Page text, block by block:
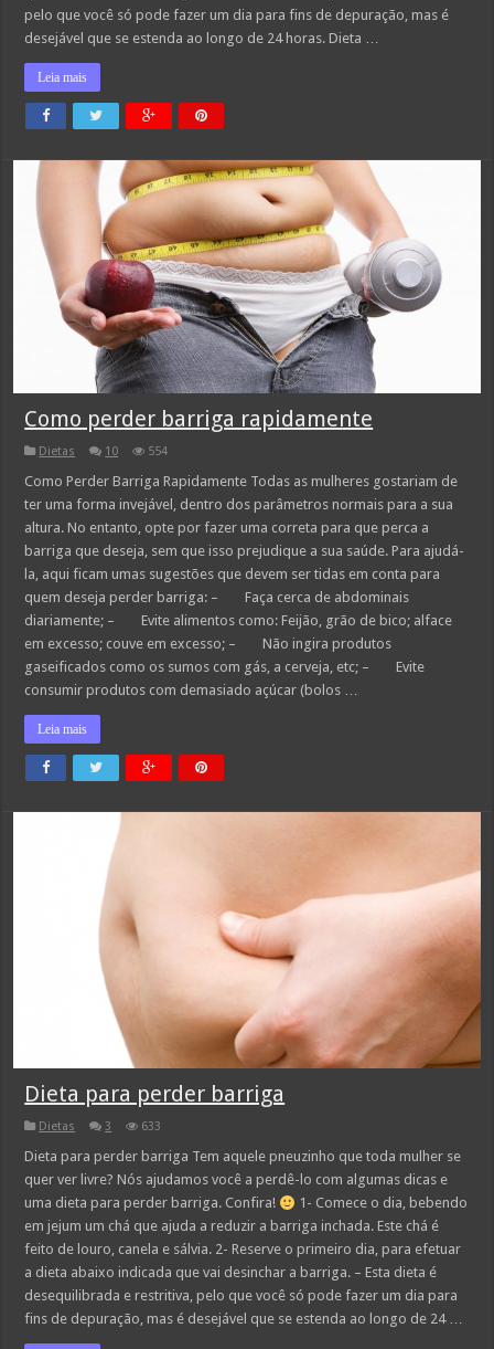
pelo que você só pode fazer um dia para fins de depuração, mas é
desejável que se estenda ao longo de 24 horas. Dieta …
Leia mais
Como perder barriga rapidamente
Dietas 10 554
Como Perder Barriga Rapidamente Todas as mulheres gostariam de
ter uma forma invejável, dentro dos parâmetros normais para a sua
altura. No entanto, opte por fazer uma correta para que perca a
barriga que deseja, sem que isso prejudique a sua saúde. Para ajudá-
la, aqui ficam umas sugestões que devem ser tidas em conta para
quem deseja perder barriga: – Faça cerca de abdominais
diariamente; – Evite alimentos como: Feijão, grão de bico; alface
em excesso; couve em excesso; – Não ingira produtos
gaseificados como os sumos com gás, a cerveja, etc; – Evite
consumir produtos com demasiado açúcar (bolos …
Leia mais
Dieta para perder barriga
Dietas 3 633
Dieta para perder barriga Tem aquele pneuzinho que toda mulher se
quer ver livre? Nós ajudamos você a perdê-lo com algumas dicas e
uma dieta para perder barriga. Confira!
1- Comece o dia, bebendo
em jejum um chá que ajuda a reduzir a barriga inchada. Este chá é
feito de louro, canela e sálvia. 2- Reserve o primeiro dia, para efetuar
a dieta abaixo indicada que vai desinchar a barriga. – Esta dieta é
desequilibrada e restritiva, pelo que você só pode fazer um dia para
fins de depuração, mas é desejável que se estenda ao longo de 24 …